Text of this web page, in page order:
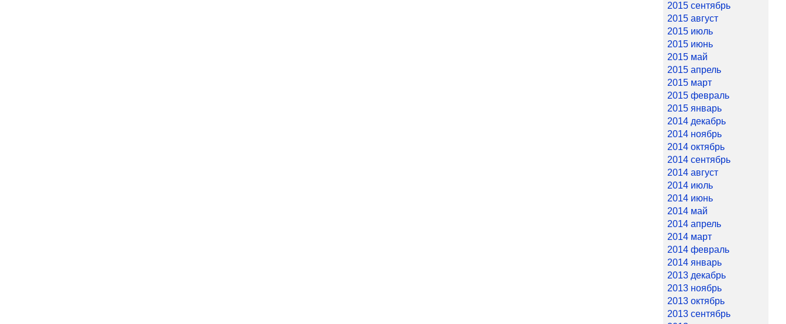
2015 сентябрь
2015 август
2015 июль
2015 июнь
2015 май
2015 апрель
2015 март
2015 февраль
2015 январь
2014 декабрь
2014 ноябрь
2014 октябрь
2014 сентябрь
2014 август
2014 июль
2014 июнь
2014 май
2014 апрель
2014 март
2014 февраль
2014 январь
2013 декабрь
2013 ноябрь
2013 октябрь
2013 сентябрь